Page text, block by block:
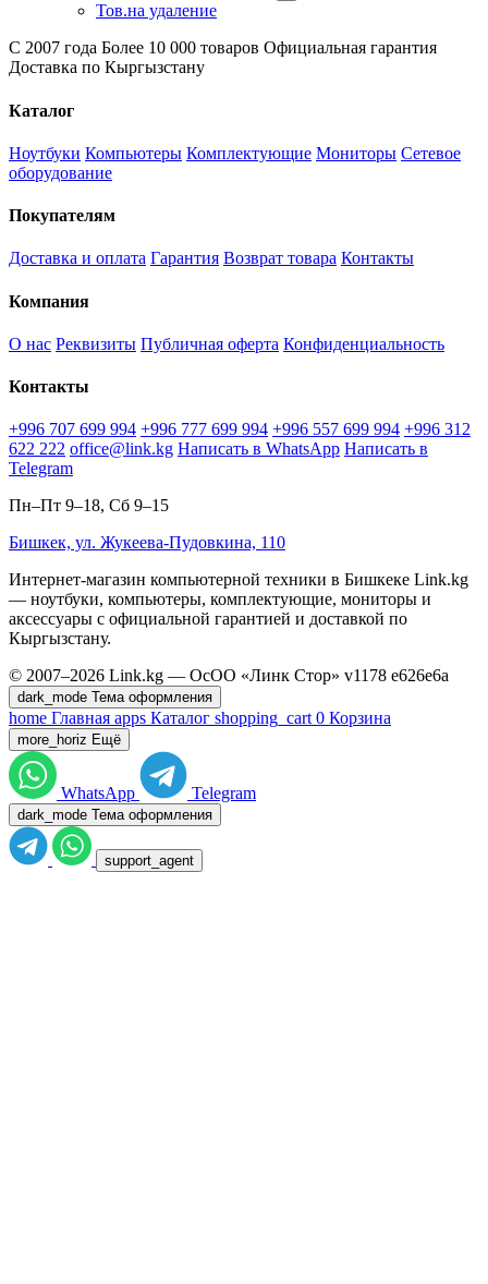
Тов.на удаление
С 2007 года Более 10 000 товаров Официальная гарантия
Доставка по Кыргызстану
Каталог
Ноутбуки Компьютеры Комплектующие Мониторы Сетевое
оборудование
Покупателям
Доставка и оплата Гарантия Возврат товара Контакты
Компания
О нас Реквизиты Публичная оферта Конфиденциальность
Контакты
+996 707 699 994 +996 777 699 994 +996 557 699 994 +996 312
622 222 office@link.kg Написать в WhatsApp Написать в
Telegram
Пн–Пт 9–18, Сб 9–15
Бишкек, ул. Жукеева-Пудовкина, 110
Интернет-магазин компьютерной техники в Бишкеке Link.kg
— ноутбуки, компьютеры, комплектующие, мониторы и
аксессуары с официальной гарантией и доставкой по
Кыргызстану.
© 2007–2026 Link.kg — ОсОО «Линк Стор» v1178 e626e6a
dark_mode Тема оформления
home Главная apps Каталог shopping_cart 0 Корзина
more_horiz Ещё
WhatsApp Telegram
dark_mode Тема оформления
support_agent